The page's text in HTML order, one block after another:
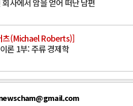
사에서 암을 얻어 떠난 남편
츠(Michael Roberts)]
론 1부: 주류 경제학